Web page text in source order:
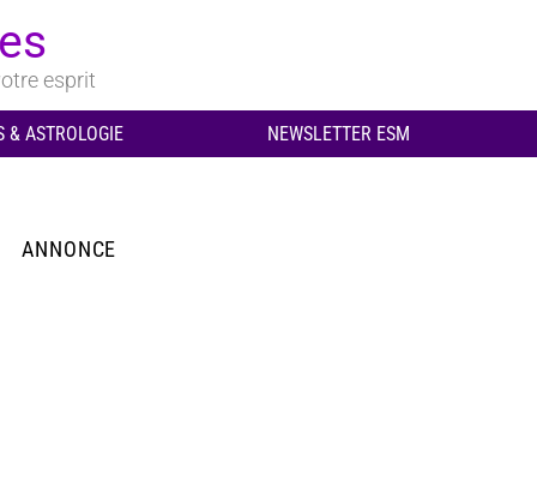
esprit
& ASTROLOGIE NEWSLETTER ESM
ANNONCE